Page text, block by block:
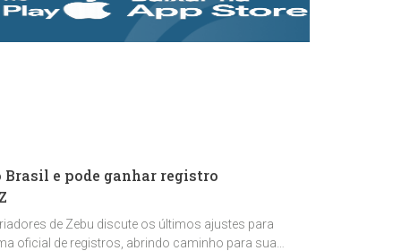
rastreabilidade e
rigor técnico para
Brasil e pode ganhar registro
de Zebu discute os últimos ajustes para
oficial de registros, abrindo caminho para sua